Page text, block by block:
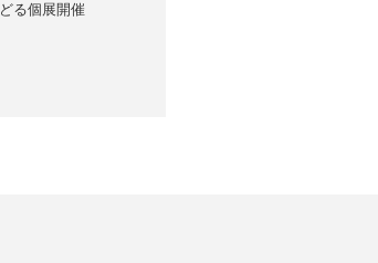
どる個展開催